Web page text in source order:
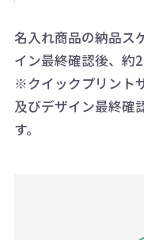
AM10:00
除く平日
一方、数
い場合は
代の基本
商品や
ので、
お急ぎの
大限努力
詳細は
配送につ
名入れ商品の納品ス
イン最終確認後、約
※クイックプリント
及びデザイン最終確
す。